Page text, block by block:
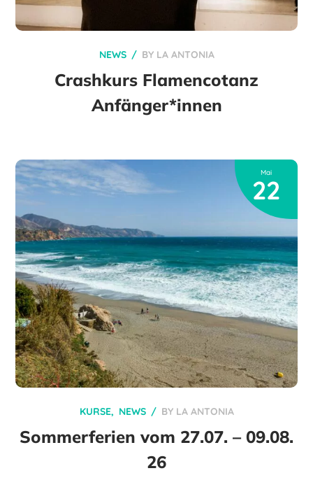
NEWS BY LA ANTONIA
Crashkurs Flamencotanz
Anfänger*innen
Mai
22
KURSE NEWS BY LA ANTONIA
Sommerferien vom 27.07. – 09.08.
26